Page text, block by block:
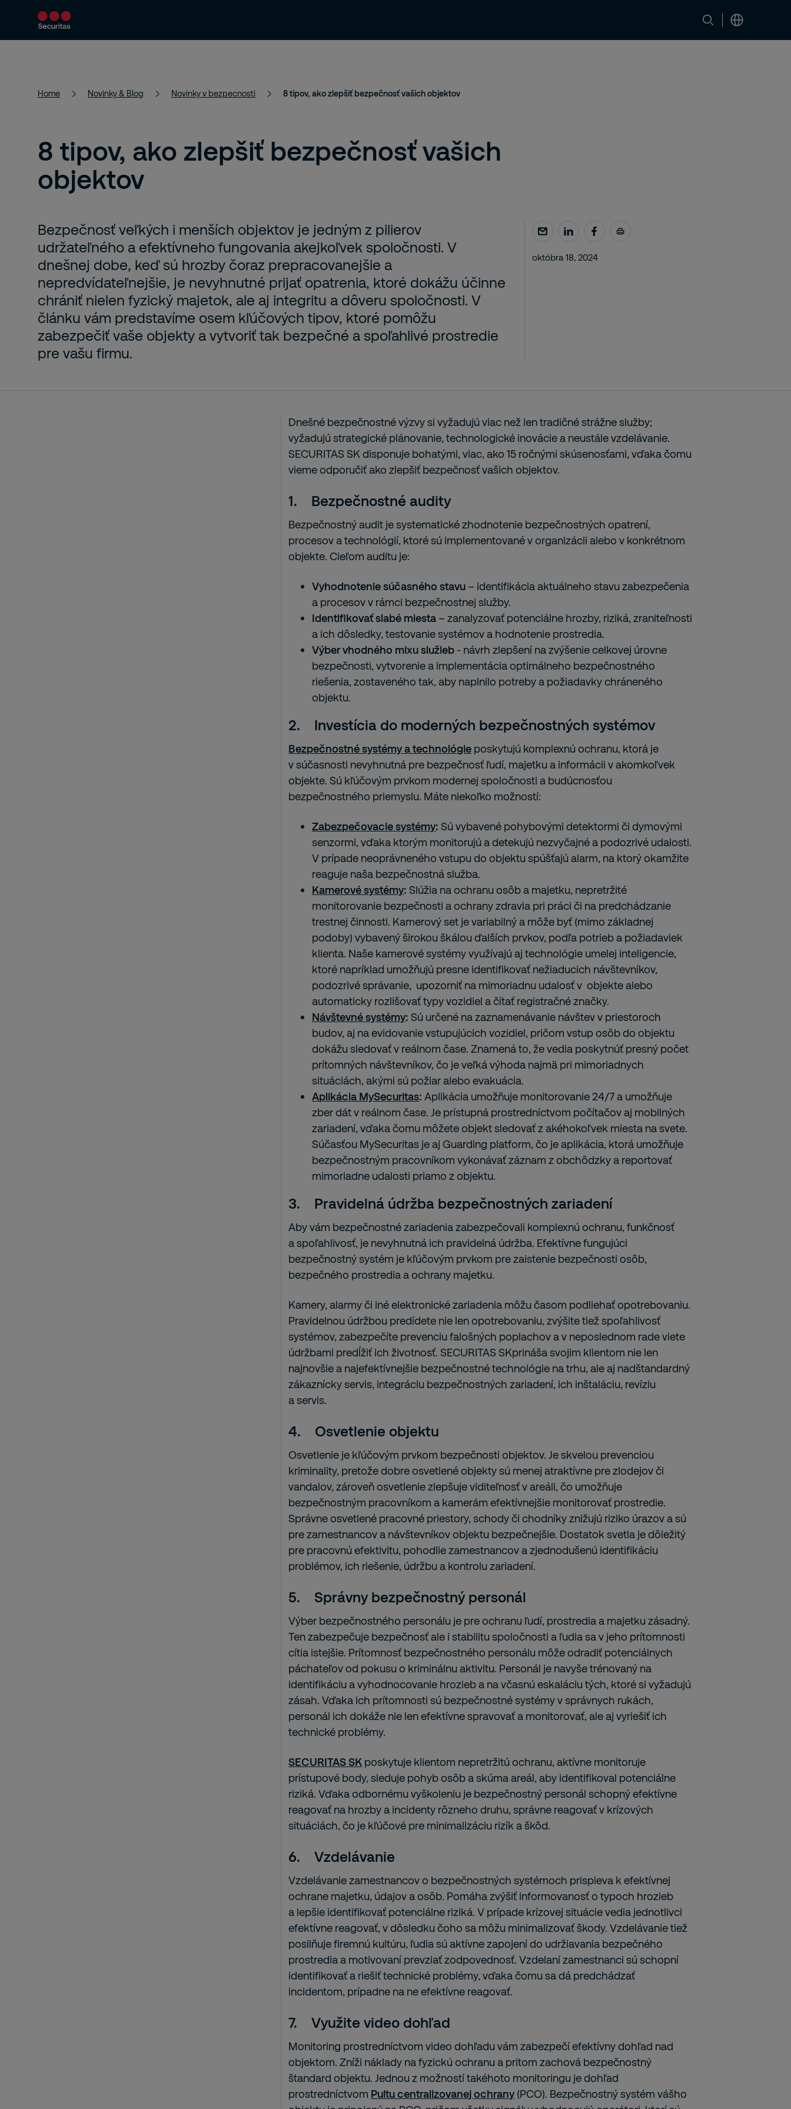
Bezpečnostné služby Bezpečnostné riešenia O nás Novinky & Blog Kariéra Kontaktujte nás
Home Novinky & Blog Novinky v bezpecnosti 8 tipov, ako zlepšiť bezpečnosť vašich objektov
8 tipov, ako zlepšiť bezpečnosť vašich
objektov
Bezpečnosť veľkých i menších objektov je jedným z pilierov
udržateľného a efektívneho fungovania akejkoľvek spoločnosti. V
dnešnej dobe, keď sú hrozby čoraz prepracovanejšie a
nepredvídateľnejšie, je nevyhnutné prijať opatrenia, ktoré dokážu účinne
chrániť nielen fyzický majetok, ale aj integritu a dôveru spoločnosti. V
článku vám predstavíme osem kľúčových tipov, ktoré pomôžu
zabezpečiť vaše objekty a vytvoriť tak bezpečné a spoľahlivé prostredie
pre vašu firmu.
októbra 18, 2024
Dnešné bezpečnostné výzvy si vyžadujú viac než len tradičné strážne služby;
vyžadujú strategické plánovanie, technologické inovácie a neustále vzdelávanie.
SECURITAS SK disponuje bohatými, viac, ako 15 ročnými skúsenosťami, vďaka čomu
vieme odporučiť ako zlepšiť bezpečnosť vašich objektov.
1. Bezpečnostné audity
Bezpečnostný audit je systematické zhodnotenie bezpečnostných opatrení,
procesov a technológií, ktoré sú implementované v organizácii alebo v konkrétnom
objekte. Cieľom auditu je:
Vyhodnotenie súčasného stavu – identifikácia aktuálneho stavu zabezpečenia
a procesov v rámci bezpečnostnej služby.
Identifikovať slabé miesta – zanalyzovať potenciálne hrozby, riziká, zraniteľnosti
a ich dôsledky, testovanie systémov a hodnotenie prostredia.
Výber vhodného mixu služieb - návrh zlepšení na zvýšenie celkovej úrovne
bezpečnosti, vytvorenie a implementácia optimálneho bezpečnostného
riešenia, zostaveného tak, aby naplnilo potreby a požiadavky chráneného
objektu.
2. Investícia do moderných bezpečnostných systémov
Bezpečnostné systémy a technológie poskytujú komplexnú ochranu, ktorá je
v súčasnosti nevyhnutná pre bezpečnosť ľudí, majetku a informácii v akomkoľvek
objekte. Sú kľúčovým prvkom modernej spoločnosti a budúcnosťou
bezpečnostného priemyslu. Máte niekoľko možností:
Zabezpečovacie systémy: Sú vybavené pohybovými detektormi či dymovými
senzormi, vďaka ktorým monitorujú a detekujú nezvyčajné a podozrivé udalosti.
V prípade neoprávneného vstupu do objektu spúšťajú alarm, na ktorý okamžite
reaguje naša bezpečnostná služba.
Kamerové systémy: Slúžia na ochranu osôb a majetku, nepretržité
monitorovanie bezpečnosti a ochrany zdravia pri práci či na predchádzanie
trestnej činnosti. Kamerový set je variabilný a môže byť (mimo základnej
podoby) vybavený širokou škálou ďalších prvkov, podľa potrieb a požiadaviek
klienta. Naše kamerové systémy využívajú aj technológie umelej inteligencie,
ktoré napríklad umožňujú presne identifikovať nežiaducich návštevníkov,
podozrivé správanie, upozorniť na mimoriadnu udalosť v objekte alebo
automaticky rozlišovať typy vozidiel a čítať registračné značky.
Návštevné systémy: Sú určené na zaznamenávanie návštev v priestoroch
budov, aj na evidovanie vstupujúcich vozidiel, pričom vstup osôb do objektu
dokážu sledovať v reálnom čase. Znamená to, že vedia poskytnúť presný počet
prítomných návštevníkov, čo je veľká výhoda najmä pri mimoriadnych
situáciách, akými sú požiar alebo evakuácia.
Aplikácia MySecuritas: Aplikácia umožňuje monitorovanie 24/7 a umožňuje
zber dát v reálnom čase. Je prístupná prostredníctvom počítačov aj mobilných
zariadení, vďaka čomu môžete objekt sledovať z akéhokoľvek miesta na svete.
Súčasťou MySecuritas je aj Guarding platform, čo je aplikácia, ktorá umožňuje
bezpečnostným pracovníkom vykonávať záznam z obchôdzky a reportovať
mimoriadne udalosti priamo z objektu.
3. Pravidelná údržba bezpečnostných zariadení
Aby vám bezpečnostné zariadenia zabezpečovali komplexnú ochranu, funkčnosť
a spoľahlivosť, je nevyhnutná ich pravidelná údržba. Efektívne fungujúci
bezpečnostný systém je kľúčovým prvkom pre zaistenie bezpečnosti osôb,
bezpečného prostredia a ochrany majetku.
Kamery, alarmy či iné elektronické zariadenia môžu časom podliehať opotrebovaniu.
Pravidelnou údržbou predídete nie len opotrebovaniu, zvýšite tiež spoľahlivosť
systémov, zabezpečíte prevenciu falošných poplachov a v neposlednom rade viete
údržbami predĺžiť ich životnosť. SECURITAS SKprináša svojim klientom nie len
najnovšie a najefektívnejšie bezpečnostné technológie na trhu, ale aj nadštandardný
zákaznícky servis, integráciu bezpečnostných zariadení, ich inštaláciu, revíziu
a servis.
4. Osvetlenie objektu
Osvetlenie je kľúčovým prvkom bezpečnosti objektov. Je skvelou prevenciou
kriminality, pretože dobre osvetlené objekty sú menej atraktívne pre zlodejov či
vandalov, zároveň osvetlenie zlepšuje viditeľnosť v areáli, čo umožňuje
bezpečnostným pracovníkom a kamerám efektívnejšie monitorovať prostredie.
Správne osvetlené pracovné priestory, schody či chodníky znižujú riziko úrazov a sú
pre zamestnancov a návštevníkov objektu bezpečnejšie. Dostatok svetla je dôležitý
pre pracovnú efektivitu, pohodlie zamestnancov a zjednodušenú identifikáciu
problémov, ich riešenie, údržbu a kontrolu zariadení.
5. Správny bezpečnostný personál
Výber bezpečnostného personálu je pre ochranu ľudí, prostredia a majetku zásadný.
Ten zabezpečuje bezpečnosť ale i stabilitu spoločnosti a ľudia sa v jeho prítomnosti
cítia istejšie. Prítomnosť bezpečnostného personálu môže odradiť potenciálnych
páchateľov od pokusu o kriminálnu aktivitu. Personál je navyše trénovaný na
identifikáciu a vyhodnocovanie hrozieb a na včasnú eskaláciu tých, ktoré si vyžadujú
zásah. Vďaka ich prítomnosti sú bezpečnostné systémy v správnych rukách,
personál ich dokáže nie len efektívne spravovať a monitorovať, ale aj vyriešiť ich
technické problémy.
SECURITAS SK poskytuje klientom nepretržitú ochranu, aktívne monitoruje
prístupové body, sleduje pohyb osôb a skúma areál, aby identifikoval potenciálne
riziká. Vďaka odbornému vyškoleniu je bezpečnostný personál schopný efektívne
reagovať na hrozby a incidenty rôzneho druhu, správne reagovať v krízových
situáciách, čo je kľúčové pre minimalizáciu rizík a škôd.
6.Vzdelávanie
Vzdelávanie zamestnancov o bezpečnostných systémoch prispieva k efektívnej
ochrane majetku, údajov a osôb. Pomáha zvýšiť informovanosť o typoch hrozieb
a lepšie identifikovať potenciálne riziká. V prípade krízovej situácie vedia jednotlivci
efektívne reagovať, v dôsledku čoho sa môžu minimalizovať škody. Vzdelávanie tiež
posilňuje firemnú kultúru, ľudia sú aktívne zapojení do udržiavania bezpečného
prostredia a motivovaní prevziať zodpovednosť. Vzdelaní zamestnanci sú schopní
identifikovať a riešiť technické problémy, vďaka čomu sa dá predchádzať
incidentom, prípadne na ne efektívne reagovať.
7.Využite video dohľad
Monitoring prostredníctvom video dohľadu vám zabezpečí efektívny dohľad nad
objektom. Zníži náklady na fyzickú ochranu a pritom zachová bezpečnostný
štandard objektu. Jednou z možností takéhoto monitoringu je dohľad
prostredníctvom Pultu centralizovanej ochrany (PCO). Bezpečnostný systém vášho